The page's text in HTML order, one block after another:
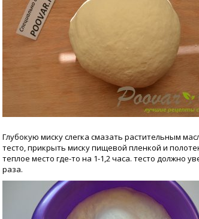
Глубокую миску слегка смазать растительным
тесто, прикрыть миску пищевой пленкой и
теплое место где-то на 1-1,2 часа. тесто должно
раза.